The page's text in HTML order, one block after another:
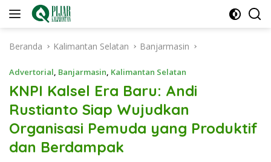
Langsung
Beranda
Kalimantan Selatan Banjarmasin
Advertorial, Banjarmasin, Kalimantan Selatan
KNPI Kalsel Era Baru: Andi
Rustianto Siap Wujudkan
Organisasi Pemuda yang Produktif
dan Berdampak